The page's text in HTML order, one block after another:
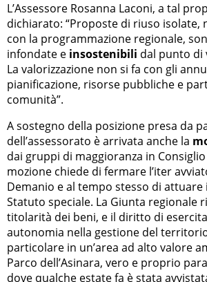
L’Assessore Rosanna Laconi, a tal
dichiarato: “Proposte di riuso isolate,
con la programmazione regionale,
infondate e insostenibili dal punto di
La valorizzazione non si fa con gli
pianificazione, risorse pubbliche e
comunità”.
A sostegno della posizione presa da
dell’assessorato è arrivata anche la
dai gruppi di maggioranza in Consiglio
mozione chiede di fermare l’iter
Demanio e al tempo stesso di
Statuto speciale. La Giunta regionale
titolarità dei beni, e il diritto di
autonomia nella gestione del
particolare in un’area ad alto valore
Parco dell’Asinara, vero e proprio
dove qualche estate fa è stata